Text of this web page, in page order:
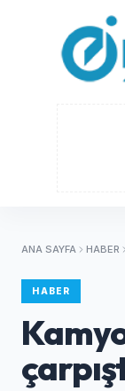
ANA SAYFA HABER
HABER